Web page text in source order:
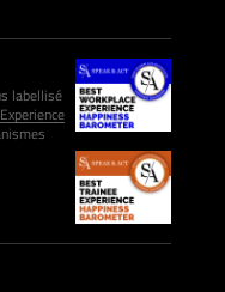
labellisé